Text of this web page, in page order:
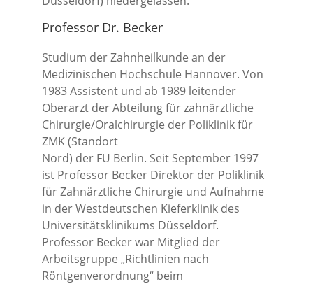
Professor Dr. Becker
Studium der Zahnheilkunde an der
Medizinischen Hochschule Hannover. Von
1983 Assistent und ab 1989 leitender
Oberarzt der Abteilung für zahnärztliche
Chirurgie/Oralchirurgie der Poliklinik für
ZMK (Standort
Nord) der FU Berlin. Seit September 1997
ist Professor Becker Direktor der Poliklinik
für Zahnärztliche Chirurgie und Aufnahme
in der Westdeutschen Kieferklinik des
Universitätsklinikums Düsseldorf.
Professor Becker war Mitglied der
Arbeitsgruppe „Richtlinien nach
Röntgenverordnung“ beim